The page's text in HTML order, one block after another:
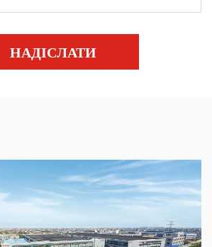
НАДІСЛАТИ